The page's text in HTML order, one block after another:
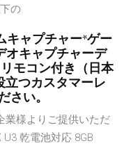
の
キャプチャー*ゲー
オキャプチャーデ
モコン付き（日本
立つカスタマーレ
さい。
業様よりご提供いただ
乾電池対応 8GB